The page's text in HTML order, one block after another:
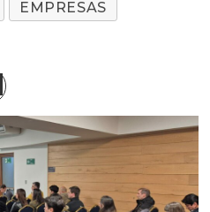
EMPRESAS